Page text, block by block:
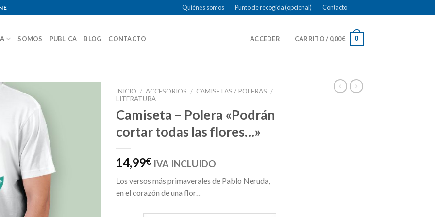
Quiénes somos Punto de recogida (opcional) Contacto
SOMOS PUBLICA BLOG CONTACTO ACCEDER CARRITO / 0,00€ 0
INICIO / ACCESORIOS / CAMISETAS / POLERAS /
LITERATURA
Camiseta – Polera «Podrán
cortar todas las flores…»
14,99€ IVA INCLUIDO
Los versos más primaverales de Pablo Neruda,
en el corazón de una flor…